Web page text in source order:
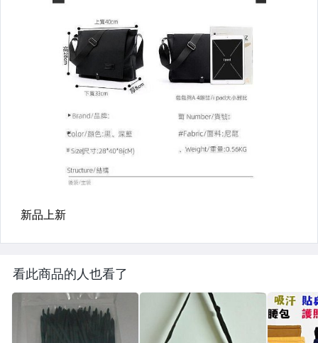
看此商品的人也看了